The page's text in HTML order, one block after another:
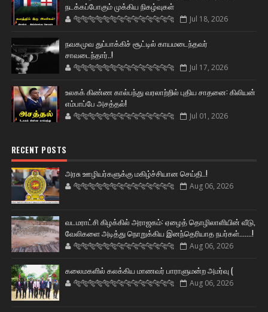
நடக்கப்போகும் முக்கிய நிகழ்வுகள்
🐅🐅🐅🐅🐅🐅🐆🐆🐆🐆🐆🐆🐆🐆 Jul 18, 2026
நவகமுவ துப்பாக்கிச் சூட்டில் காயமடைந்தவர்
சாவடைந்தார்..!
🐅🐅🐅🐅🐅🐅🐆🐆🐆🐆🐆🐆🐆🐆 Jul 17, 2026
உலகக் கிண்ண கால்பந்து வரலாற்றில் புதிய சாதனை: கிலியன்
எம்பாப்பே அசத்தல்!
🐅🐅🐅🐅🐅🐅🐆🐆🐆🐆🐆🐆🐆🐆 Jul 01, 2026
RECENT POSTS
அரசு ஊழியர்களுக்கு மகிழ்ச்சியான செய்தி..!
🐅🐅🐅🐅🐅🐅🐆🐆🐆🐆🐆🐆🐆🐆 Aug 06, 2026
வடமராட்சி கிழக்கில் அராஜகம்: ஏழைத் தொழிலாளியின் வீடு,
வேலிகளை அடித்து நொறுக்கிய இனந்தெரியாத நபர்கள்.......!
🐅🐅🐅🐅🐅🐅🐆🐆🐆🐆🐆🐆🐆🐆 Aug 06, 2026
கலைமகளில் கலக்கிய மாணவர் பாராளுமன்ற அமர்வு (
🐅🐅🐅🐅🐅🐅🐆🐆🐆🐆🐆🐆🐆🐆 Aug 06, 2026